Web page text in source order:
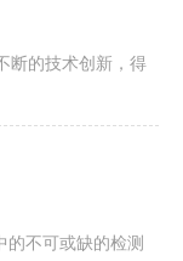
断的技术创新，得
不可或缺的检测